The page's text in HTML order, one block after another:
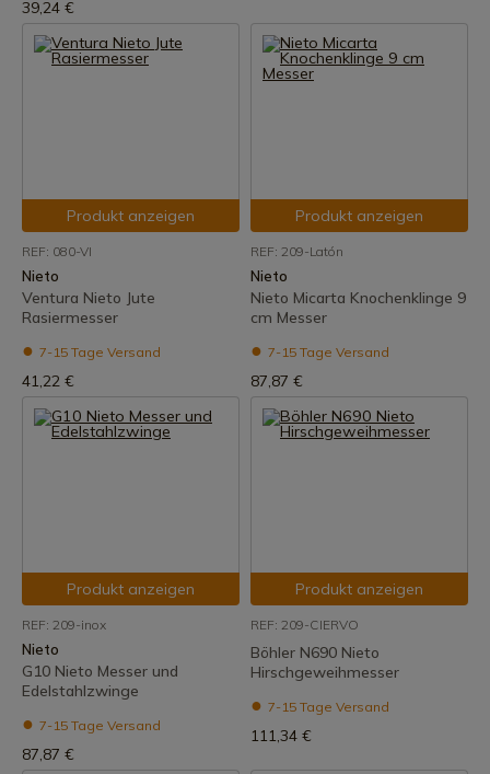
39,24 €
Produkt anzeigen
REF: 080-VI
Nieto
Ventura Nieto Jute
Rasiermesser
7-15 Tage Versand
41,22 €
Produkt anzeigen
REF: 209-Latón
Nieto
Nieto Micarta Knochenklinge 9
cm Messer
7-15 Tage Versand
87,87 €
Produkt anzeigen
REF: 209-inox
Nieto
G10 Nieto Messer und
Edelstahlzwinge
7-15 Tage Versand
87,87 €
Produkt anzeigen
REF: 209-CIERVO
Böhler N690 Nieto
Hirschgeweihmesser
7-15 Tage Versand
111,34 €